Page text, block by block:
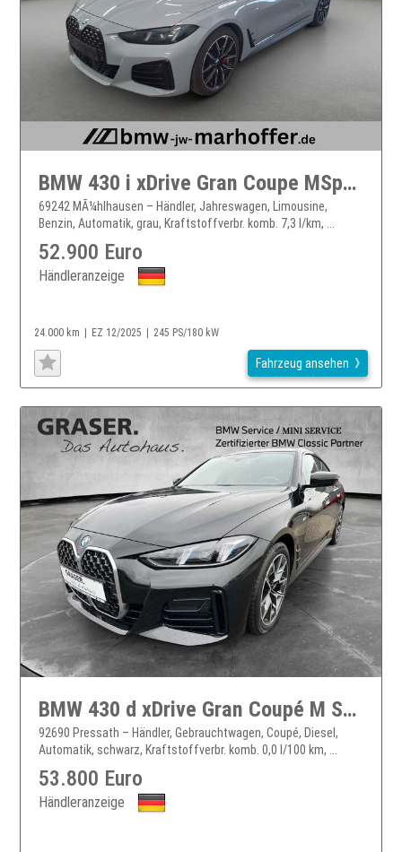
BMW 430 i xDrive Gran Coupe MSportPro MLeuchten
69242 MÃ¼hlhausen – Händler, Jahreswagen, Limousine,
Benzin, Automatik, grau, Kraftstoffverbr. komb. 7,3 l/km, ...
52.900 Euro
Händleranzeige
24.000 km EZ 12/2025 245 PS/180 kW
Fahrzeug ansehen
BMW 430 d xDrive Gran Coupé M Sport Head-Up RFK Navi Shz
92690 Pressath – Händler, Gebrauchtwagen, Coupé, Diesel,
Automatik, schwarz, Kraftstoffverbr. komb. 0,0 l/100 km, ...
53.800 Euro
Händleranzeige